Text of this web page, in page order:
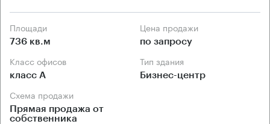
Площади
736 кв.м
Цена продажи
по запросу
Класс офисов
класс А
Тип здания
Бизнес-центр
Схема продажи
Прямая продажа от
собственника